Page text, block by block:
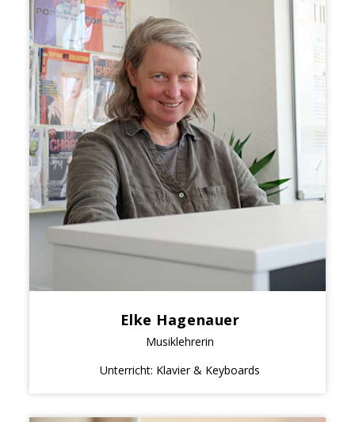
Elke Hagenauer
Musiklehrerin
Unterricht: Klavier & Keyboards